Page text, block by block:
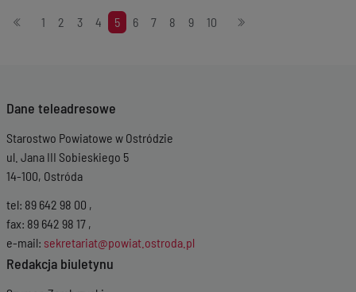
Stronicowanie
1 2 3 4 5 6 7 8 9 10
Dane teleadresowe
Starostwo Powiatowe w Ostródzie
ul. Jana III Sobieskiego 5
14-100, Ostróda
tel: 89 642 98 00 ,
fax: 89 642 98 17 ,
e-mail: sekretariat@powiat.ostroda.pl
Redakcja biuletynu